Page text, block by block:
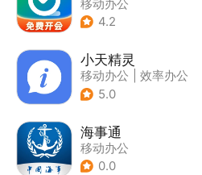
移动办公
4.2
小天精灵
移动办公
效率办公
5.0
海事通
移动办公
0.0